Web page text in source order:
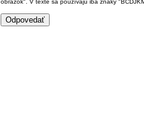
obrázok". V texte sa používajú iba znaky